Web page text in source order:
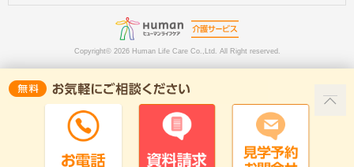
Copyright© 2026 Human Life Care Co.,Ltd. All Right reserved.